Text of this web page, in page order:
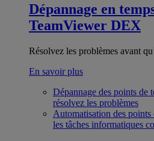
Dépannage en
TeamViewer DEX
Résolvez les problèmes avant
En savoir plus
Dépannage des points de
résolvez les problèmes
Automatisation des points
les tâches informatiques